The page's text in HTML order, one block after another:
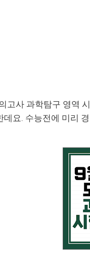
고사 과학탐구 영역
요. 수능전에 미리